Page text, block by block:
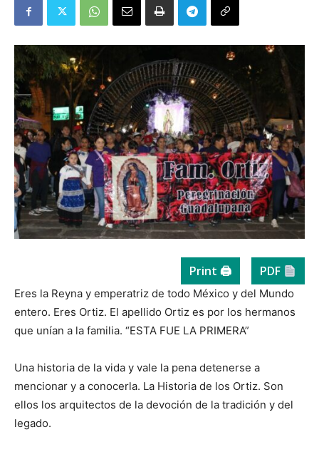
Print 🖨 PDF
Eres la Reyna y emperatriz de todo México y del Mundo
entero. Eres Ortiz. El apellido Ortiz es por los hermanos
que unían a la familia. “ESTA FUE LA PRIMERA”
Una historia de la vida y vale la pena detenerse a
mencionar y a conocerla. La Historia de los Ortiz. Son
ellos los arquitectos de la devoción de la tradición y del
legado.